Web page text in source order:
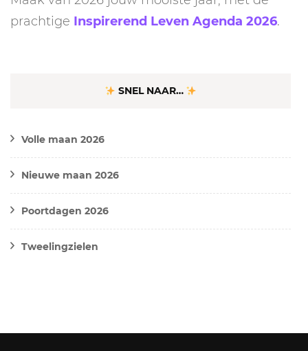
prachtige Inspirerend Leven Agenda 2026.
SNEL NAAR…
Volle maan 2026
Nieuwe maan 2026
Poortdagen 2026
Tweelingzielen